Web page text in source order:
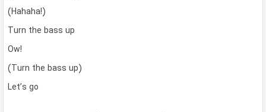
(Hahaha!)
Turn the bass up
Ow!
(Turn the bass up)
Let’s go